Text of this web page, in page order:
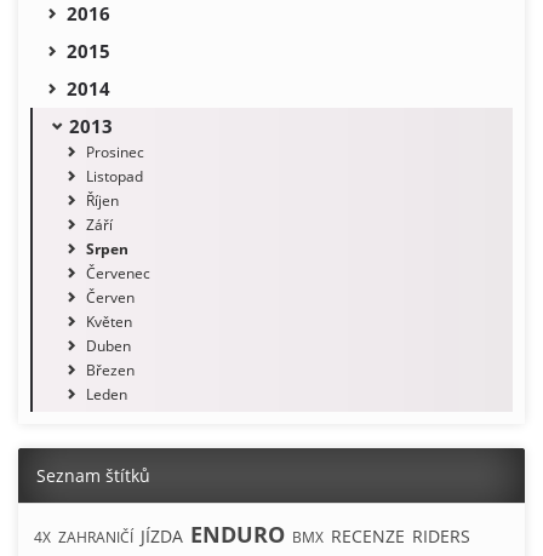
2016
2015
2014
2013
Prosinec
Listopad
Říjen
Září
Srpen
Červenec
Červen
Květen
Duben
Březen
Leden
Seznam štítků
4X ZAHRANIČÍ JÍZDA ENDURO BMX RECENZE RIDERS